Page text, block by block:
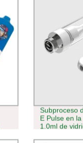
Subproceso
E Pulse en
1.0ml de